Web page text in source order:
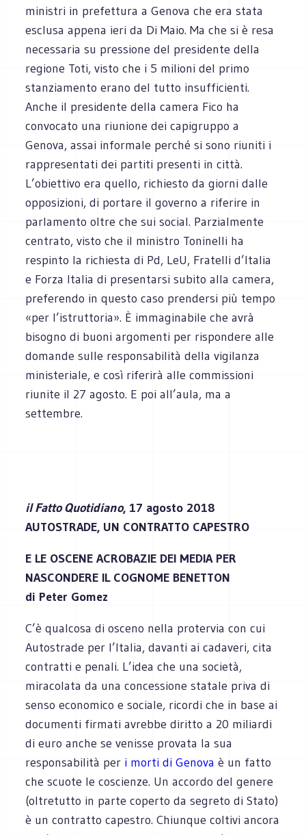
ministri in prefettura a Genova che era stata
esclusa appena ieri da Di Maio. Ma che si è resa
necessaria su pressione del presidente della
regione Toti, visto che i 5 milioni del primo
stanziamento erano del tutto insufficienti.
Anche il presidente della camera Fico ha
convocato una riunione dei capigruppo a
Genova, assai informale perché si sono riuniti i
rappresentati dei partiti presenti in città.
L’obiettivo era quello, richiesto da giorni dalle
opposizioni, di portare il governo a riferire in
parlamento oltre che sui social. Parzialmente
centrato, visto che il ministro Toninelli ha
respinto la richiesta di Pd, LeU, Fratelli d’Italia
e Forza Italia di presentarsi subito alla camera,
preferendo in questo caso prendersi più tempo
«per l’istruttoria». È immaginabile che avrà
bisogno di buoni argomenti per rispondere alle
domande sulle responsabilità della vigilanza
ministeriale, e così riferirà alle commissioni
riunite il 27 agosto. E poi all’aula, ma a
settembre.
il Fatto Quotidiano, 17 agosto 2018
AUTOSTRADE, UN CONTRATTO CAPESTRO
E LE OSCENE ACROBAZIE DEI MEDIA PER
NASCONDERE IL COGNOME BENETTON
di Peter Gomez
C’è qualcosa di osceno nella protervia con cui
Autostrade per l’Italia, davanti ai cadaveri, cita
contratti e penali. L’idea che una società,
miracolata da una concessione statale priva di
senso economico e sociale, ricordi che in base ai
documenti firmati avrebbe diritto a 20 miliardi
di euro anche se venisse provata la sua
responsabilità per i morti di Genova è un fatto
che scuote le coscienze. Un accordo del genere
(oltretutto in parte coperto da segreto di Stato)
è un contratto capestro. Chiunque coltivi ancora